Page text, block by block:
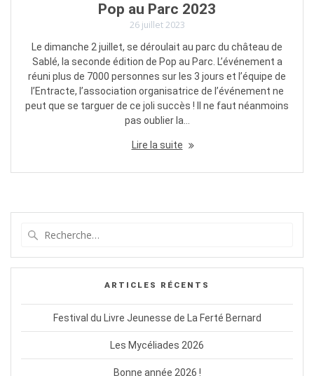
Pop au Parc 2023
26 juillet 2023
Le dimanche 2 juillet, se déroulait au parc du château de
Sablé, la seconde édition de Pop au Parc. L’événement a
réuni plus de 7000 personnes sur les 3 jours et l’équipe de
l’Entracte, l’association organisatrice de l’événement ne
peut que se targuer de ce joli succès ! Il ne faut néanmoins
pas oublier la…
Lire la suite
:
ARTICLES RÉCENTS
Festival du Livre Jeunesse de La Ferté Bernard
Les Mycéliades 2026
Bonne année 2026 !